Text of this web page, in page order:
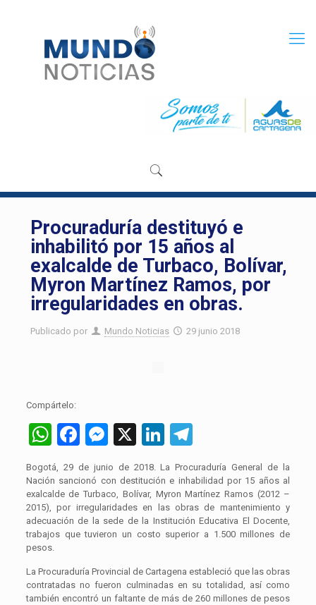
Procuraduría destituyó e
inhabilitó por 15 años al
exalcalde de Turbaco, Bolívar,
Myron Martínez Ramos, por
irregularidades en obras.
Publicado por Mundo Noticias 29 junio 2018
Compártelo:
WhatsApp
Facebook
Messenger
X LinkedIn
Bogotá, 29 de junio de 2018. La Procuraduría General de la
Nación sancionó con destitución e inhabilidad por 15 años al
exalcalde de Turbaco, Bolívar, Myron Martínez Ramos (2012 –
2015), por irregularidades en las obras de mantenimiento y
adecuación de la sede de la Institución Educativa El Docente,
trabajos que tuvieron un costo superior a 1.500 millones de
pesos.
La Procuraduría Provincial de Cartagena estableció que las obras
contratadas no fueron culminadas en su totalidad, así como
también encontró un faltante de más de 260 millones de pesos